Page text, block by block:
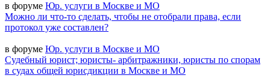
в форуме Юр. услуги в Москве и МО
Можно ли что-то сделать, чтобы не отобрали права, если
протокол уже составлен?
в форуме Юр. услуги в Москве и МО
Судебный юрист; юристы- арбитражники, юристы по спорам
в судах общей юрисдикции в Москве и МО